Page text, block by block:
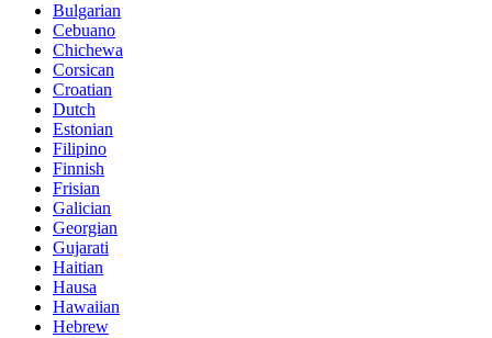
Bulgarian
Cebuano
Chichewa
Corsican
Croatian
Dutch
Estonian
Filipino
Finnish
Frisian
Galician
Georgian
Gujarati
Haitian
Hausa
Hawaiian
Hebrew